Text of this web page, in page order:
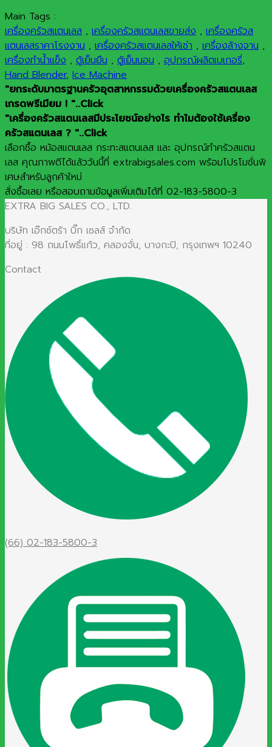
Main Tags :
เครื่องครัวสแตนเลส , เครื่องครัวสแตนเลสขายส่ง , เครื่องครัวส
แตนเลสราคาโรงงาน , เครื่องครัวสแตนเลสให้เช่า , เครื่องล้างจาน ,
เครื่องทำน้ำแข็ง , ตู้เย็นยืน , ตู้เย็นนอน , อุปกรณ์ผลิตเบเกอรี่,
Hand Blender, Ice Machine
"ยกระดับมาตรฐานครัวอุตสาหกรรมด้วยเครื่องครัวสแตนเลส
เกรดพรีเมียม ! "..Click
"เครื่องครัวสแตนเลสมีประโยชน์อย่างไร ทำไมต้องใช้เครื่อง
ครัวสแตนเลส ? "..Click
เลือกซื้อ หม้อสแตนเลส กระทะสแตนเลส และ อุปกรณ์ทำครัวสแตน
เลส คุณภาพดีได้แล้ววันนี้ที่ extrabigsales.com พร้อมโปรโมชั่นพิ
เศษสำหรับลูกค้าใหม่
สั่งซื้อเลย หรือสอบถามข้อมูลเพิ่มเติมได้ที่ 02-183-5800-3
EXTRA BIG SALES CO., LTD.
บริษัท เอ๊กซ์ตร้า บิ๊ก เซลส์ จำกัด
ที่อยู่ : 98 ถนนโพธิ์แก้ว, คลองจั่น, บางกะปิ, กรุงเทพฯ 10240
Contact
(66) 02-183-5800-3